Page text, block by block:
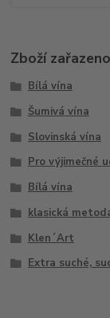
Zboží
Bílá vína
Šumivá vína
Slovinská vína
Pro výjimečné
Bílá vína
klasická
Klen´Art
Extra suché,